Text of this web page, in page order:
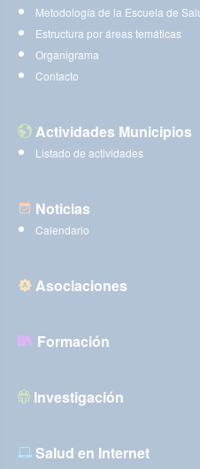
Metodología de la Escuela de
Estructura por áreas temáticas
Organigrama
Contacto
Actividades Municipios
Listado de actividades
Noticias
Calendario
Asociaciones
Formación
Investigación
Salud en Internet